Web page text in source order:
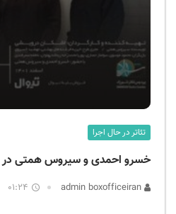
تئاتر در حال اجرا
خسرو احمدی و سیروس همتی در
01:24